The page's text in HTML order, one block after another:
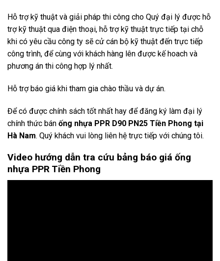
Hỗ trợ kỹ thuật và giải pháp thi công cho Quý đại lý được hỗ
trợ kỹ thuật qua điện thoại, hỗ trợ kỹ thuật trực tiếp tại chỗ
khi có yêu cầu công ty sẽ cử cán bộ kỹ thuật đến trực tiếp
công trình, để cùng với khách hàng lên được kế hoach và
phương án thi công hợp lý nhất.
Hỗ trợ báo giá khi tham gia chào thầu và dự án.
Để có được chính sách tốt nhất hay để đăng ký làm đại lý
chính thức bán ống nhựa PPR D90 PN25 Tiền Phong tại
Hà Nam. Quý khách vui lòng liên hệ trực tiếp với chúng tôi.
Video hướng dẫn tra cứu bảng báo giá ống
nhựa PPR Tiền Phong